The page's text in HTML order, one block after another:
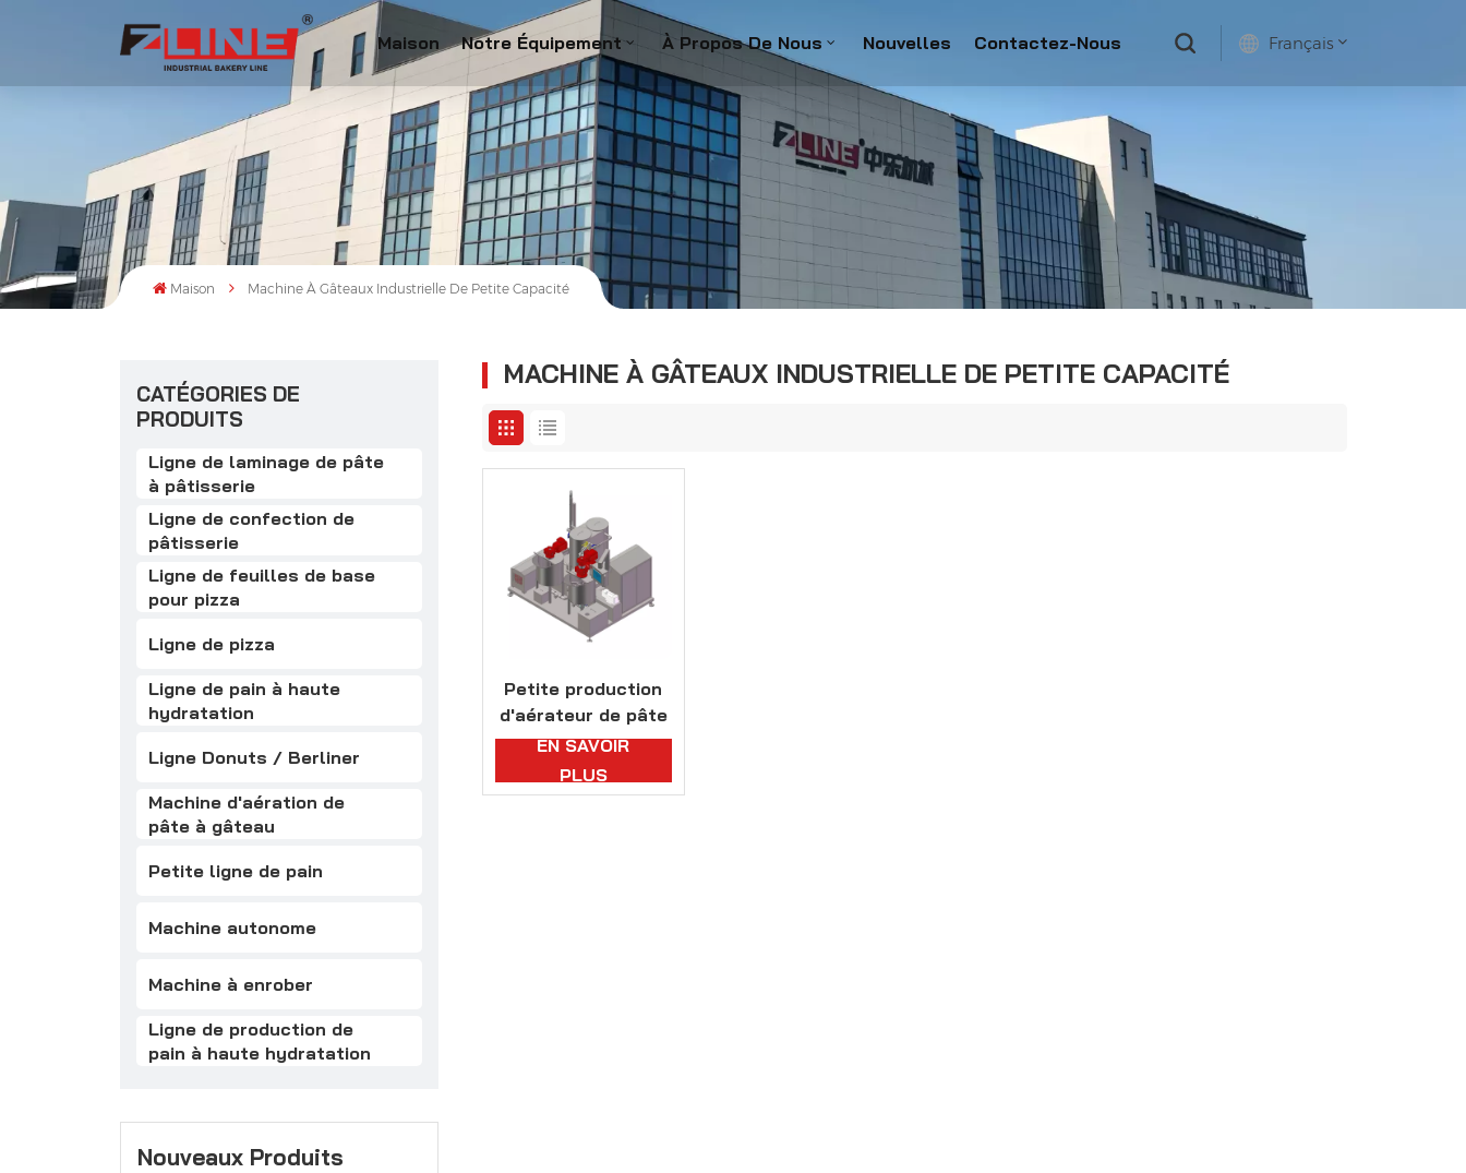
Maison Notre Équipement À Propos De Nous Nouvelles Contactez-Nous Français
русский
español
Maison Machine À Gâteaux Industrielle De Petite Capacité
CATÉGORIES DE
PRODUITS
Ligne de laminage de pâte
à pâtisserie
Ligne de confection de
pâtisserie
Ligne de feuilles de base
pour pizza
Ligne de pizza
Ligne de pain à haute
hydratation
Ligne Donuts / Berliner
Machine d'aération de
pâte à gâteau
Petite ligne de pain
Machine autonome
Machine à enrober
Ligne de production de
pain à haute hydratation
Nouveaux Produits
MACHINE À GÂTEAUX INDUSTRIELLE DE PETITE CAPACITÉ
Petite production
d'aérateur de pâte
à gâteau pour
petite boutique de
gâteaux
EN SAVOIR
PLUS